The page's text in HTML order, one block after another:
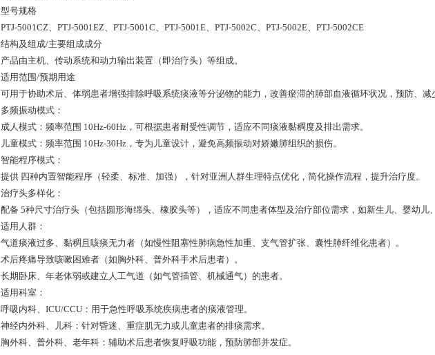
型号规格
PTJ-5001CZ、PTJ-5001EZ、PTJ-5001C、PTJ-5001E、PTJ-5002C、PTJ-5002E、PTJ-5002CE
结构及组成/主要组成成分
产品由主机、传动系统和动力输出装置（即治疗头）等组成。
适用范围/预期用途
可用于协助术后、体弱患者增强排除呼吸系统痰液等分泌物的能力，改善瘀滞的肺部血液循环状况，预防、减
多频振动模式：
成人模式：频率范围 10Hz-60Hz，可根据患者耐受性调节，适应不同痰液黏稠度及排出需求。
儿童模式：频率范围 10Hz-30Hz，专为儿童设计，避免高频振动对娇嫩肺组织的损伤。
智能程序模式：
提供 四种内置智能程序（轻柔、标准、加强），针对亚洲人群生理特点优化，简化操作流程，提升治疗度。
治疗头多样化：
配备 5种尺寸治疗头（包括圆形海绵头、橡胶头等），适应不同患者体型及治疗部位需求，如新生儿、婴幼儿
适用人群：
气道痰液过多、黏稠且咳痰无力者（如慢性阻塞性肺病急性加重、支气管扩张、囊性肺纤维化患者）。
术后疼痛导致咳嗽困难者（如胸外科、普外科手术后患者）。
长期卧床、年老体弱或建立人工气道（如气管插管、机械通气）的患者。
适用科室：
呼吸内科、ICU/CCU：用于急性呼吸系统疾病患者的痰液管理。
神经内外科、儿科：针对昏迷、重症肌无力或儿童患者的排痰需求。
胸外科、普外科、老年科：辅助术后患者恢复呼吸功能，预防肺部并发症。